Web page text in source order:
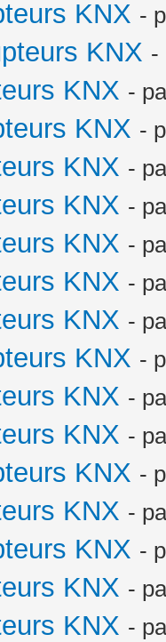
KNX -
KNX -
KNX -
KNX -
KNX -
KNX -
KNX -
KNX -
KNX -
KNX -
KNX -
KNX -
KNX -
KNX -
KNX -
KNX -
KNX -